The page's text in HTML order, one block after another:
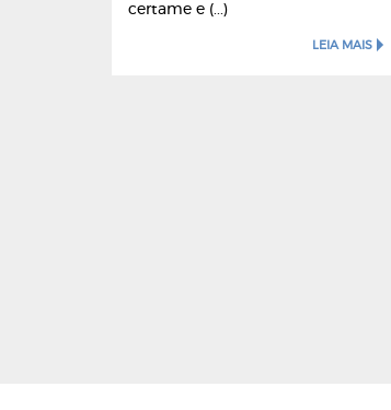
certame e (...)
LEIA MAIS